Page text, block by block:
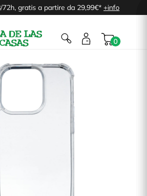
72h, gratis a partire da 29,99€* +info
0